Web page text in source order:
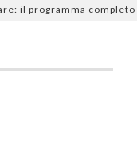
il programma completo